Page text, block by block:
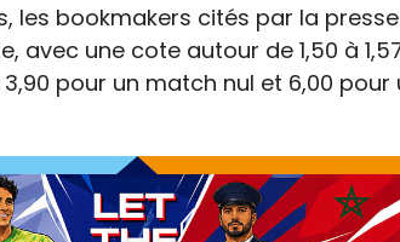
les bookmakers cités par la
avec une cote autour de 1,50 à
pour un match nul et 6,00 pour